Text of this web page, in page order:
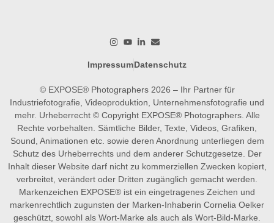
ImpressumDatenschutz
© EXPOSE® Photographers 2026 – Ihr Partner für
Industriefotografie, Videoproduktion, Unternehmensfotografie und
mehr. Urheberrecht © Copyright EXPOSE® Photographers. Alle
Rechte vorbehalten. Sämtliche Bilder, Texte, Videos, Grafiken,
Sound, Animationen etc. sowie deren Anordnung unterliegen dem
Schutz des Urheberrechts und dem anderer Schutzgesetze. Der
Inhalt dieser Website darf nicht zu kommerziellen Zwecken kopiert,
verbreitet, verändert oder Dritten zugänglich gemacht werden.
Markenzeichen EXPOSE® ist ein eingetragenes Zeichen und
markenrechtlich zugunsten der Marken-Inhaberin Cornelia Oelker
geschützt, sowohl als Wort-Marke als auch als Wort-Bild-Marke.